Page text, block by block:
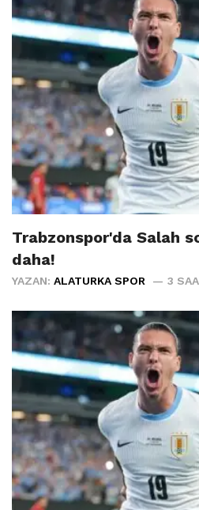
Trabzonspor'da Salah
daha!
YAZAN: ALATURKA SPOR 3